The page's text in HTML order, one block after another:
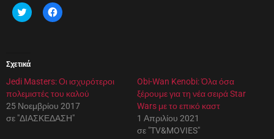
Κ
λ
α
κ
ι
ν
ο
π
ο
ί
Π
α
α
κ
ο
ν
ο
Σχετικά
Jedi Masters: Οι ισχυρότεροι
πολεμιστές του καλού
25 Νοεμβρίου 2017
σε "ΔΙΑΣΚΕΔΑΣΗ"
Obi-Wan Kenobi: Όλα όσα
ξέρουμε για τη νέα σειρά Star
Wars με το επικό καστ
1 Απριλίου 2021
σε "TV&MOVIES"